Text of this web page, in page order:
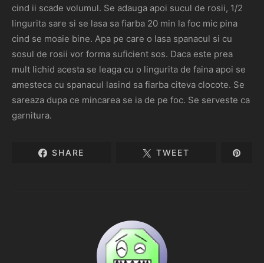
cind ii scade volumul. Se adauga apoi sucul de rosii, 1/2
lingurita sare si se lasa sa fiarba 20 min la foc mic pina
cind se moaie bine. Apa pe care o lasa spanacul si cu
sosul de rosii vor forma suficient sos. Daca este prea
mult lichid acesta se leaga cu o lingurita de faina apoi se
amesteca cu spanacul lasind sa fiarba citeva clocote. Se
sareaza dupa ce mincarea se ia de pe foc. Se serveste ca
garnitura.
SHARE TWEET